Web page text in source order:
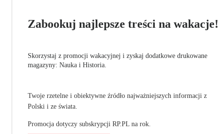
Zabookuj najlepsze treści na wakacje!
Skorzystaj z promocji wakacyjnej i zyskaj dodatkowe drukowane
magazyny: Nauka i Historia.
Twoje rzetelne i obiektywne źródło najważniejszych informacji z
Polski i ze świata.
Promocja dotyczy subskrypcji RP.PL na rok.